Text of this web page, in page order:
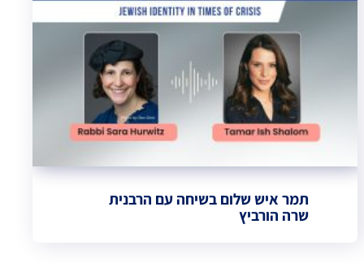
תמר איש שלום בשיחה עם הרבנית
שרה הורביץ